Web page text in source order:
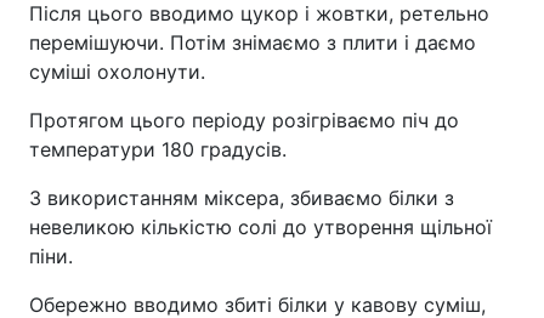
Після цього вводимо цукор і жовтки, ретельно
перемішуючи. Потім знімаємо з плити і даємо
суміші охолонути.
Протягом цього періоду розігріваємо піч до
температури 180 градусів.
З використанням міксера, збиваємо білки з
невеликою кількістю солі до утворення щільної
піни.
Обережно вводимо збиті білки у кавову суміш,